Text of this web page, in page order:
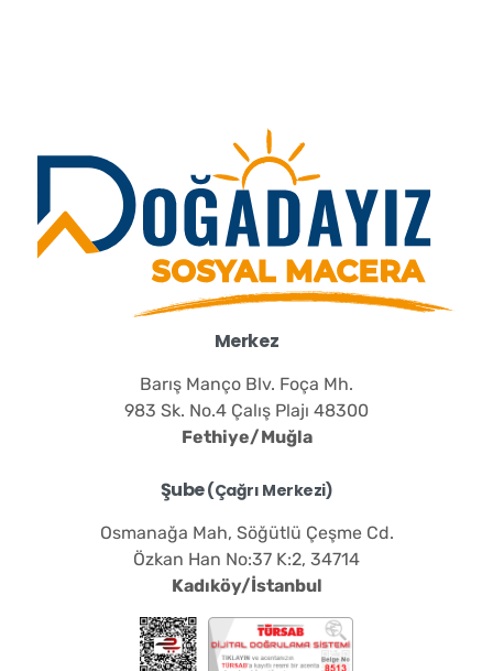
Merkez
Barış Manço Blv. Foça Mh.
983 Sk. No.4 Çalış Plajı 48300
Fethiye/Muğla
Şube(Çağrı Merkezi)
Osmanağa Mah, Söğütlü Çeşme Cd.
Özkan Han No:37 K:2, 34714
Kadıköy/İstanbul